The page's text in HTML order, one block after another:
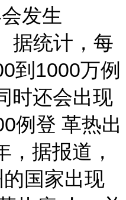
发生
据统计，每
到1000万例
时还会出现
例登 革热出
，据报道，
国家出现